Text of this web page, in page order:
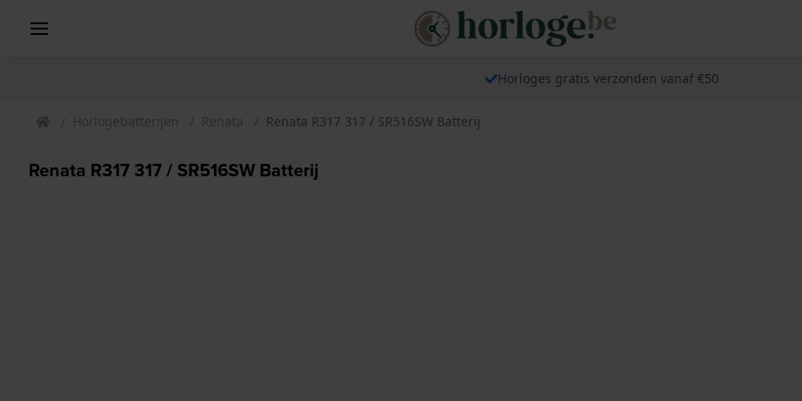
Horloges gratis verzonden vanaf €50
Horlogebatterijen Renata Renata R317 317 / SR516SW Batterij
Renata R317 317 / SR516SW Batterij